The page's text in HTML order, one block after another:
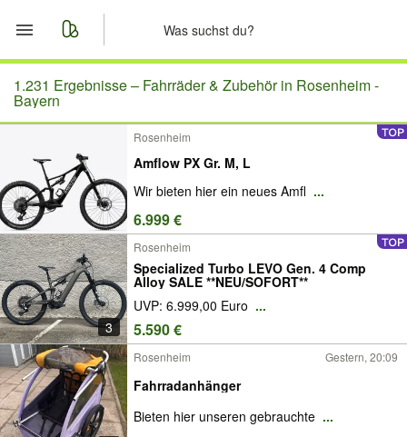
Start
Merkliste
Nachrichten
Anzeige aufgeben
1.231 Ergebnisse – Fahrräder & Zubehör in Rosenheim -
Bayern
Rosenheim
Amflow PX Gr. M, L
Wir bieten hier ein neues Amfl ...
6.999 €
3
Rosenheim
Specialized Turbo LEVO Gen. 4 Comp
Alloy SALE **NEU/SOFORT**
UVP: 6.999,00 Euro ...
5.590 €
Rosenheim Gestern, 20:09
Fahrradanhänger
Bieten hier unseren gebrauchte ...